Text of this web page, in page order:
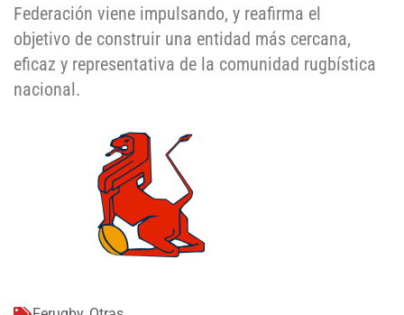
Federación viene impulsando, y reafirma el
objetivo de construir una entidad más cercana,
eficaz y representativa de la comunidad rugbística
nacional.